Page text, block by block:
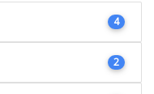
4
2